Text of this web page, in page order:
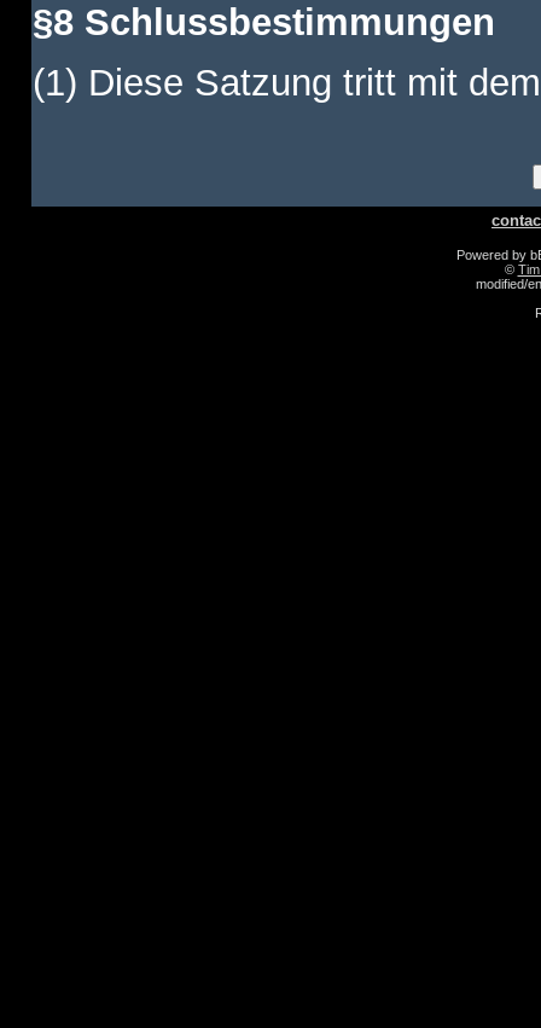
§8 Schlussbestimmungen
(1) Diese Satzung tritt mit
Powered by
©
modified/